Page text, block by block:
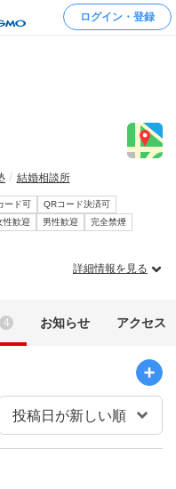
ログイン・登録
結婚相談所
ード可
QRコード決済可
性歓迎 男性歓迎
完全禁煙
詳細情報を見る
4 お知らせ アクセス